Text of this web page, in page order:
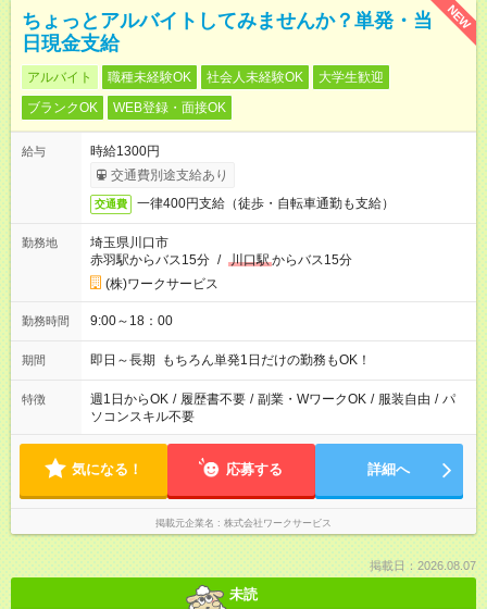
NEW
ちょっとアルバイトしてみませんか？単発・当
日現金支給
アルバイト 職種未経験OK 社会人未経験OK
大学生歓迎
ブランクOK
WEB登録・面接OK
給与
時給1300円
交通費別途支給あり
交通費 一律400円支給（徒歩・自転車通勤も支給）
勤務地
埼玉県川口市
赤羽駅からバス15分 / 川口駅からバス15分
(株)ワークサービス
勤務時間 9:00～18：00
期間 即日～長期 もちろん単発1日だけの勤務もOK！
特徴 週1日からOK / 履歴書不要 / 副業・WワークOK / 服装自由 / パ
ソコンスキル不要
気になる！ 応募する 詳細へ
掲載元企業名 株式会社ワークサービス
掲載日：2026.08.07
未読